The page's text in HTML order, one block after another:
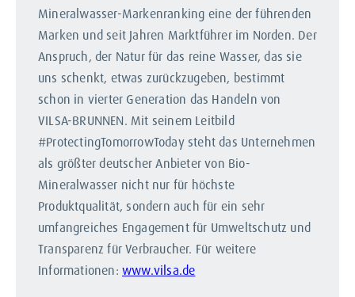
Mineralwasser-Markenranking eine der führenden
Marken und seit Jahren Marktführer im Norden. Der
Anspruch, der Natur für das reine Wasser, das sie
uns schenkt, etwas zurückzugeben, bestimmt
schon in vierter Generation das Handeln von
VILSA-BRUNNEN. Mit seinem Leitbild
#ProtectingTomorrowToday steht das Unternehmen
als größter deutscher Anbieter von Bio-
Mineralwasser nicht nur für höchste
Produktqualität, sondern auch für ein sehr
umfangreiches Engagement für Umweltschutz und
Transparenz für Verbraucher. Für weitere
Informationen: www.vilsa.de